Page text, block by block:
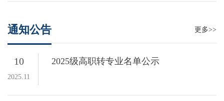
通知公告 更多>>
10
2025.11
2025级高职转专业名单公示